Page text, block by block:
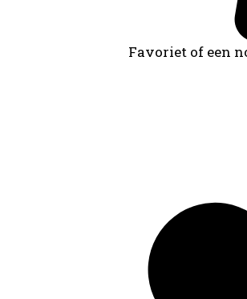
Favoriet of een